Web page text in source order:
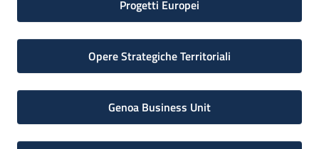
Progetti Europei
Opere Strategiche Territoriali
Genoa Business Unit